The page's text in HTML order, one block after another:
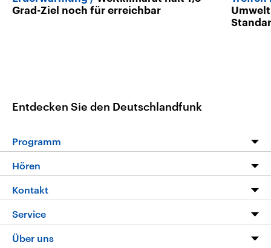
Grad-Ziel noch für erreichbar
Entdecken Sie den Deutschlandfunk
Programm
Programm
Die Nachrichten
Nachrichtenleicht
Neue Beiträge auf dlf.de
Hören
Livestream
Podcasts
Deutschlandfunk App
Kontakt
Hörerservice
Service
FAQ
Über uns